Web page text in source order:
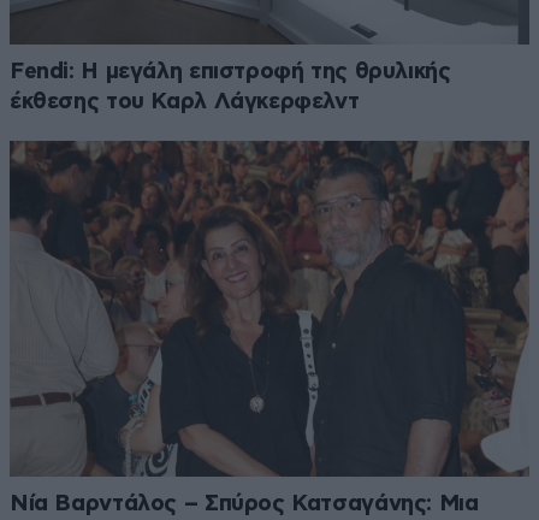
Fendi: Η μεγάλη επιστροφή της θρυλικής
έκθεσης του Καρλ Λάγκερφελντ
Νία Βαρντάλος – Σπύρος Κατσαγάνης: Μια